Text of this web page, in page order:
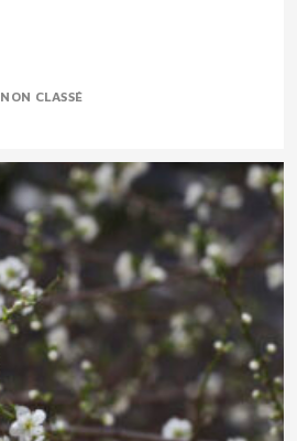
NON CLASSÉ